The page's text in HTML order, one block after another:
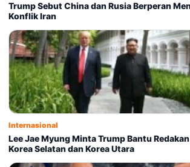
Trump Sebut China dan Rusia Berperan
Konflik Iran
Internasional
Lee Jae Myung Minta Trump Bantu
Korea Selatan dan Korea Utara